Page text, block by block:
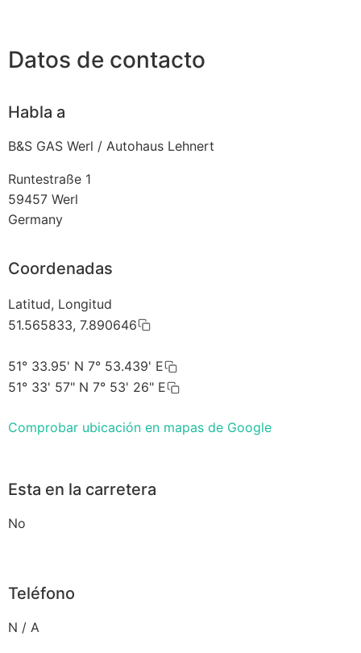
Datos de contacto
Habla a
B&S GAS Werl / Autohaus Lehnert
Runtestraße 1
59457 Werl
Germany
Coordenadas
Latitud, Longitud
51.565833, 7.890646
51° 33.95' N 7° 53.439' E
51° 33' 57" N 7° 53' 26" E
Comprobar ubicación en mapas de Google
Esta en la carretera
No
Teléfono
N / A